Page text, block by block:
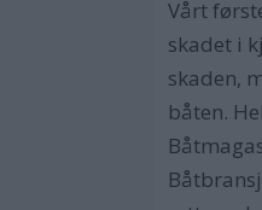
Vårt
skadet i
skaden,
båten.